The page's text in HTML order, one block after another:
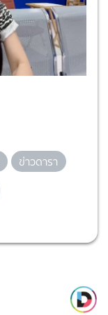
ข่าวดารา